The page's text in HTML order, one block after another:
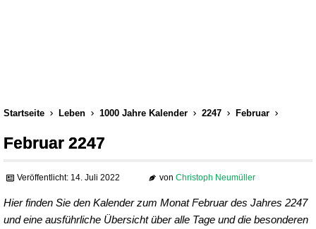
Startseite Leben 1000 Jahre Kalender 2247 Februar
Februar 2247
Veröffentlicht: 14. Juli 2022 von Christoph Neumüller
Hier finden Sie den Kalender zum Monat Februar des Jahres 2247
und eine ausführliche Übersicht über alle Tage und die besonderen